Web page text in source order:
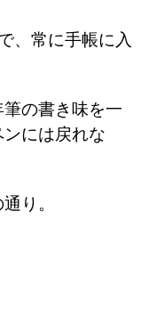
、常に手帳に入
の書き味を一
には戻れな
り。